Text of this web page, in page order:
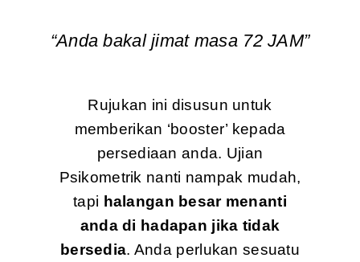
“Anda bakal jimat masa 72 JAM”
Rujukan ini disusun untuk
memberikan ‘booster’ kepada
persediaan anda. Ujian
Psikometrik nanti nampak mudah,
tapi halangan besar menanti
anda di hadapan jika tidak
bersedia. Anda perlukan sesuatu